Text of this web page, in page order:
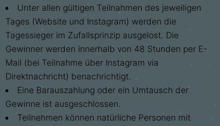
Unter allen gültigen Teilnahmen des jeweiligen
Tages (Website und Instagram) werden die
Tagessieger im Zufallsprinzip ausgelost. Die
Gewinner werden innerhalb von 48 Stunden per E-
Mail (bei Teilnahme über Instagram via
Direktnachricht) benachrichtigt.
Eine Barauszahlung oder ein Umtausch der
Gewinne ist ausgeschlossen.
Teilnehmen können natürliche Personen mit